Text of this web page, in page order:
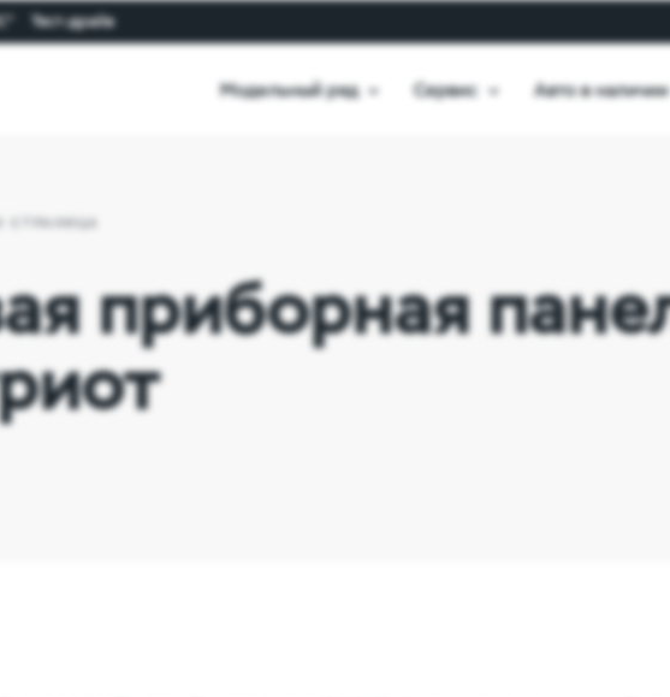
Тест-драйв
Модельный ряд Сервис Авто в наличии
приборная